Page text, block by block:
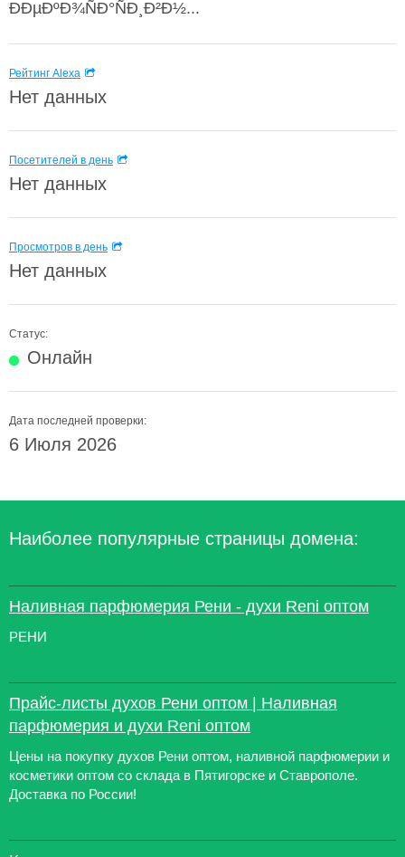
ÐÐµÐºÐ¾ÑÐ°ÑÐ¸Ð²Ð½...
Рейтинг Alexa
Нет данных
Посетителей в день
Нет данных
Просмотров в день
Нет данных
Статус:
Онлайн
Дата последней проверки:
6 Июля 2026
Наиболее популярные страницы домена:
Наливная парфюмерия Рени - духи Reni оптом
РЕНИ
Прайс-листы духов Рени оптом | Наливная
парфюмерия и духи Reni оптом
Цены на покупку духов Рени оптом, наливной парфюмерии и
косметики оптом со склада в Пятигорске и Ставрополе.
Доставка по России!